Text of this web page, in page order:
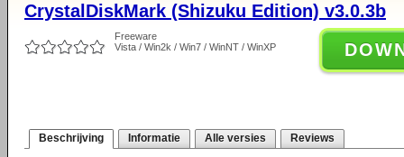
CrystalDiskMark (Shizuku Edition) v3.0.3b
Freeware
Vista / Win2k / Win7 / WinNT / WinXP
Beschrijving Informatie Alle versies Reviews